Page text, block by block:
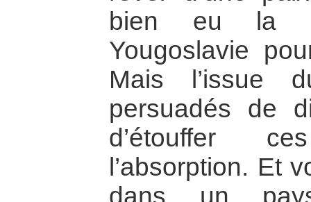
bien eu la
Yougoslavie
Mais l’issue
persuadés de
d’étouffer
l’absorption. Et
dans un